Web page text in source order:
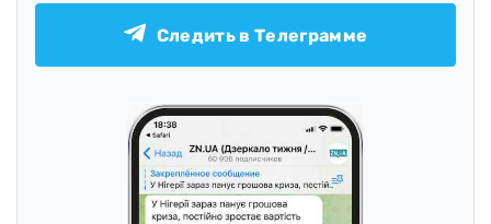
Следить в Телеграмме